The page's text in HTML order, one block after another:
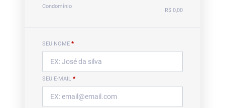
Condomínio
R$ 0,00
SEU NOME *
SEU E-MAIL *